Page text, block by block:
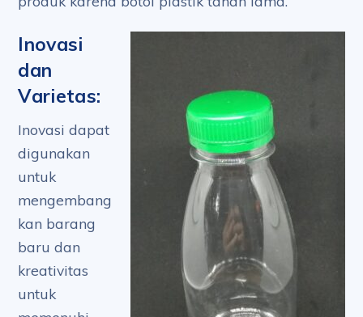
Inovasi
dan
Varietas:
Inovasi dapat
digunakan
untuk
mengembang
kan barang
baru dan
kreativitas
untuk